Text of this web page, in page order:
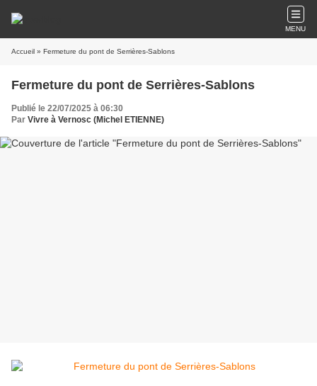
MENU
Accueil » Fermeture du pont de Serrières-Sablons
Fermeture du pont de Serrières-Sablons
Publié le 22/07/2025 à 06:30
Par Vivre à Vernosc (Michel ETIENNE)